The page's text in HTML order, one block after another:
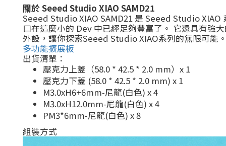
關於 Seeed Studio XIAO SAMD21
Seeed Studio XIAO SAMD21 是 Seeed Studio
口在這麼小的 Dev 中已經足夠豐富了。 它還具有強
外設，讓你探索Seeed Studio XIAO系列的無限可能
多功能擴展板
出貨清單：
壓克力上蓋（58.0 * 42.5 * 2.0 mm）x 1
壓克力下蓋 (58.0 * 42.5 * 2.0 mm) x 1
M3.0xH6+6mm-尼龍(白色) x 4
M3.0xH12.0mm-尼龍(白色) x 4
PM3*6mm-尼龍(白色) x 8
組裝方式